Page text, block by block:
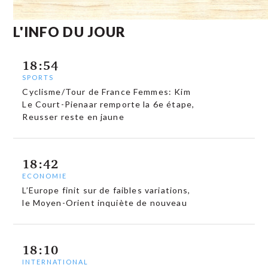
L'INFO DU JOUR
18:54
SPORTS
Cyclisme/Tour de France Femmes: Kim
Le Court-Pienaar remporte la 6e étape,
Reusser reste en jaune
18:42
ECONOMIE
L’Europe finit sur de faibles variations,
le Moyen-Orient inquiète de nouveau
18:10
INTERNATIONAL